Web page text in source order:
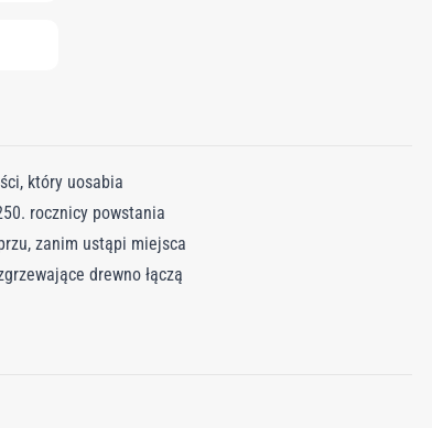
który uosabia
rocznicy powstania
zanim ustąpi miejsca
drewno łączą